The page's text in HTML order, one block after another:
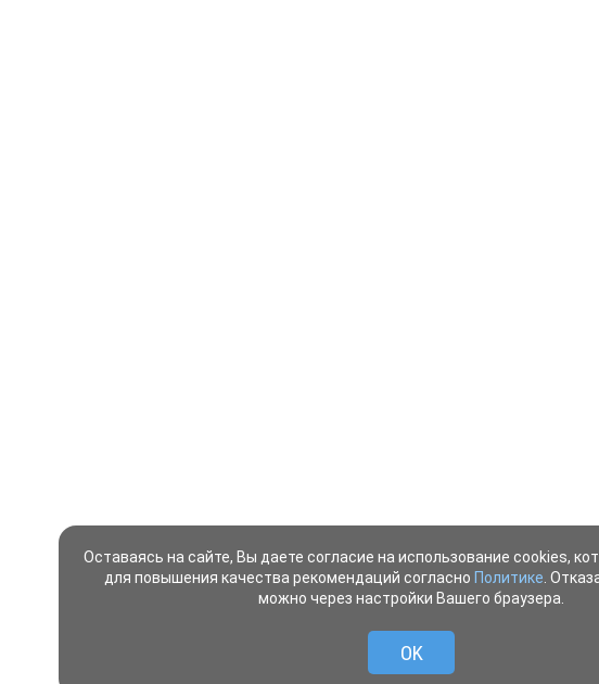
Оставаясь на сайте, Вы даете согласие на использование cookies,
для повышения качества рекомендаций согласно Политике .
можно через настройки Вашего браузера.
OK